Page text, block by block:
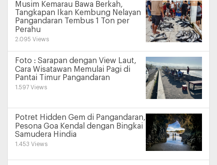
Musim Kemarau Bawa Berkah,
Tangkapan Ikan Kembung Nelayan
Pangandaran Tembus 1 Ton per
Perahu
2.095 Views
Foto : Sarapan dengan View Laut,
Cara Wisatawan Memulai Pagi di
Pantai Timur Pangandaran
1.597 Views
Potret Hidden Gem di Pangandaran,
Pesona Goa Kendal dengan Bingkai
Samudera Hindia
1.453 Views